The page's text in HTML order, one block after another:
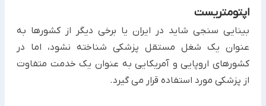
اپتومتریست
بینایی سنجی شاید در ایران یا برخی دیگر از کشورها به
عنوان یک شغل مستقل پزشکی شناخته نشود، اما در
کشورهای اروپایی و آمریکایی به عنوان یک خدمت متفاوت
از پزشکی مورد استفاده قرار می گیرد.